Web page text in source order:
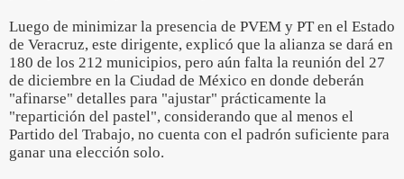
Luego de minimizar la presencia de PVEM y PT en el Estado
de Veracruz, este dirigente, explicó que la alianza se dará en
180 de los 212 municipios, pero aún falta la reunión del 27
de diciembre en la Ciudad de México en donde deberán
"afinarse" detalles para "ajustar" prácticamente la
"repartición del pastel", considerando que al menos el
Partido del Trabajo, no cuenta con el padrón suficiente para
ganar una elección solo.